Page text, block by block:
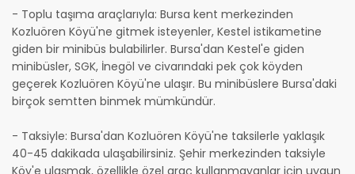
- Toplu taşıma araçlarıyla: Bursa kent merkezinden
Kozluören Köyü'ne gitmek isteyenler, Kestel istikametine
giden bir minibüs bulabilirler. Bursa'dan Kestel'e giden
minibüsler, SGK, İnegöl ve civarındaki pek çok köyden
geçerek Kozluören Köyü'ne ulaşır. Bu minibüslere Bursa'daki
birçok semtten binmek mümkündür.
- Taksiyle: Bursa'dan Kozluören Köyü'ne taksilerle yaklaşık
40-45 dakikada ulaşabilirsiniz. Şehir merkezinden taksiyle